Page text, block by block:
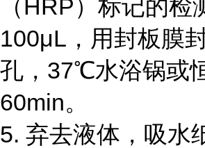
（HRP）标记的检
100μL，用封板膜
孔，37℃水浴锅或
60min。
5. 弃去液体，吸水